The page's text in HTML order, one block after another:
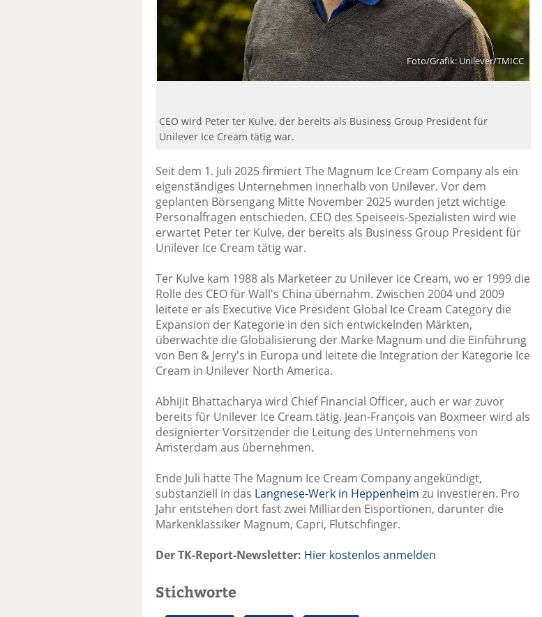
Foto/Grafik: Unilever/TMICC
CEO wird Peter ter Kulve, der bereits als Business Group President für
Unilever Ice Cream tätig war.
Seit dem 1. Juli 2025 firmiert The Magnum Ice Cream Company als ein
eigenständiges Unternehmen innerhalb von Unilever. Vor dem
geplanten Börsengang Mitte November 2025 wurden jetzt wichtige
Personalfragen entschieden. CEO des Speiseeis-Spezialisten wird wie
erwartet Peter ter Kulve, der bereits als Business Group President für
Unilever Ice Cream tätig war.
Ter Kulve kam 1988 als Marketeer zu Unilever Ice Cream, wo er 1999 die
Rolle des CEO für Wall's China übernahm. Zwischen 2004 und 2009
leitete er als Executive Vice President Global Ice Cream Category die
Expansion der Kategorie in den sich entwickelnden Märkten,
überwachte die Globalisierung der Marke Magnum und die Einführung
von Ben & Jerry's in Europa und leitete die Integration der Kategorie Ice
Cream in Unilever North America.
Abhijit Bhattacharya wird Chief Financial Officer, auch er war zuvor
bereits für Unilever Ice Cream tätig. Jean-François van Boxmeer wird als
designierter Vorsitzender die Leitung des Unternehmens von
Amsterdam aus übernehmen.
Ende Juli hatte The Magnum Ice Cream Company angekündigt,
substanziell in das Langnese-Werk in Heppenheim zu investieren. Pro
Jahr entstehen dort fast zwei Milliarden Eisportionen, darunter die
Markenklassiker Magnum, Capri, Flutschfinger.
Der TK-Report-Newsletter: Hier kostenlos anmelden
Stichworte